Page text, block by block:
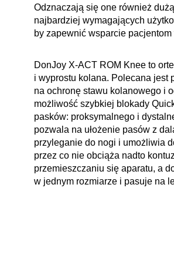
Odznaczają się one również
najbardziej wymagających
by zapewnić wsparcie
DonJoy X-ACT ROM Kneeto
i wyprostu kolana. Polecana jest
na ochronę stawu kolanowego i
możliwość szybkiej blokady
pasków: proksymalnego i
pozwala na ułożenie pasów z
przyleganie do nogi i umożliwia
przez co nie obciąża nadto
przemieszczaniu się aparatu, a
w jednym rozmiarze i pasuje na